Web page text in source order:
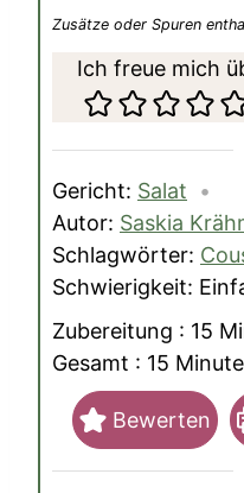
Zusätze oder Spuren
Ich freue mich
Gericht: Salat
Autor: Saskia
Schlagwörter:
Schwierigkeit:
Zubereitung : 15
Gesamt : 15
Bewerten